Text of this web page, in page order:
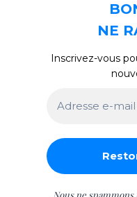
NE
Inscrivez-vous
Nous ne